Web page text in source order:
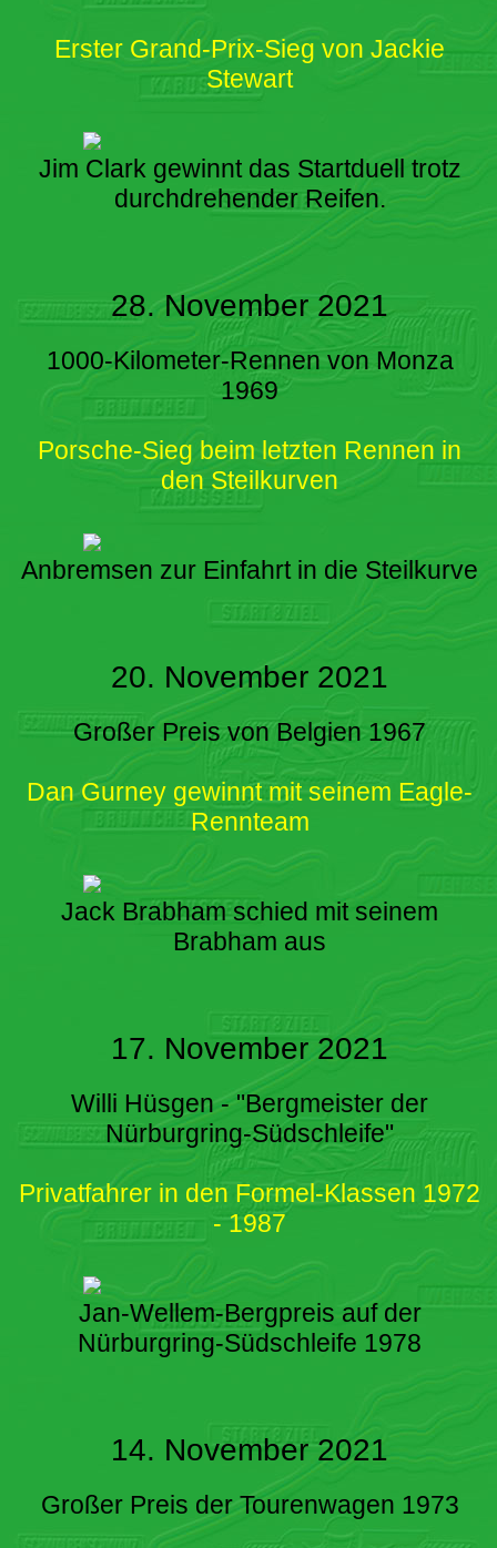
Erster Grand-Prix-Sieg von Jackie
Stewart
Jim Clark gewinnt das Startduell trotz
durchdrehender Reifen.
28. November 2021
1000-Kilometer-Rennen von Monza
1969
Porsche-Sieg beim letzten Rennen in
den Steilkurven
Anbremsen zur Einfahrt in die Steilkurve
20. November 2021
Großer Preis von Belgien 1967
Dan Gurney gewinnt mit seinem Eagle-
Rennteam
Jack Brabham schied mit seinem
Brabham aus
17. November 2021
Willi Hüsgen - "Bergmeister der
Nürburgring-Südschleife"
Privatfahrer in den Formel-Klassen 1972
- 1987
Jan-Wellem-Bergpreis auf der
Nürburgring-Südschleife 1978
14. November 2021
Großer Preis der Tourenwagen 1973